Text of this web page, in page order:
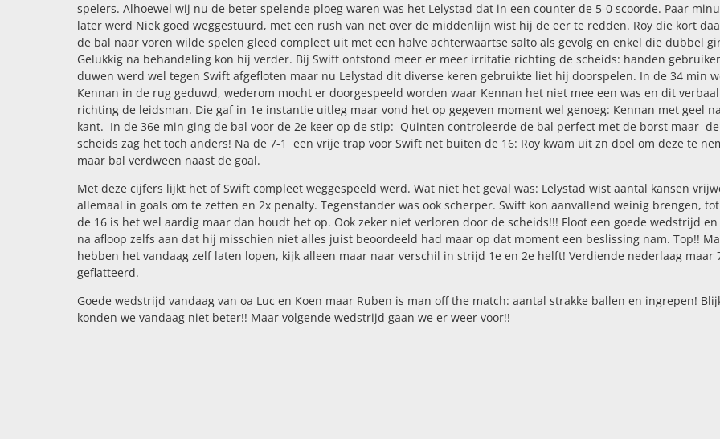
spelers. Alhoewel wij nu de beter spelende ploeg waren was het Lelystad dat in een counter de 5-0 scoorde. Paar
later werd Niek goed weggestuurd, met een rush van net over de middenlijn wist hij de eer te redden. Roy die kort
de bal naar voren wilde spelen gleed compleet uit met een halve achterwaartse salto als gevolg en enkel die dubbel
Gelukkig na behandeling kon hij verder. Bij Swift ontstond meer er meer irritatie richting de scheids: handen
duwen werd wel tegen Swift afgefloten maar nu Lelystad dit diverse keren gebruikte liet hij doorspelen. In de 34 min
Kennan in de rug geduwd, wederom mocht er doorgespeeld worden waar Kennan het niet mee een was en dit
richting de leidsman. Die gaf in 1e instantie uitleg maar vond het op gegeven moment wel genoeg: Kennan met geel
kant. In de 36e min ging de bal voor de 2e keer op de stip: Quinten controleerde de bal perfect met de borst maar de
scheids zag het toch anders! Na de 7-1 een vrije trap voor Swift net buiten de 16: Roy kwam uit zn doel om deze te
maar bal verdween naast de goal.
Met deze cijfers lijkt het of Swift compleet weggespeeld werd. Wat niet het geval was: Lelystad wist aantal kansen
allemaal in goals om te zetten en 2x penalty. Tegenstander was ook scherper. Swift kon aanvallend weinig brengen,
de 16 is het wel aardig maar dan houdt het op. Ook zeker niet verloren door de scheids!!! Floot een goede wedstrijd
na afloop zelfs aan dat hij misschien niet alles juist beoordeeld had maar op dat moment een beslissing nam. Top!!
hebben het vandaag zelf laten lopen, kijk alleen maar naar verschil in strijd 1e en 2e helft! Verdiende nederlaag maar
geflatteerd.
Goede wedstrijd vandaag van oa Luc en Koen maar Ruben is man off the match: aantal strakke ballen en ingrepen!
konden we vandaag niet beter!! Maar volgende wedstrijd gaan we er weer voor!!